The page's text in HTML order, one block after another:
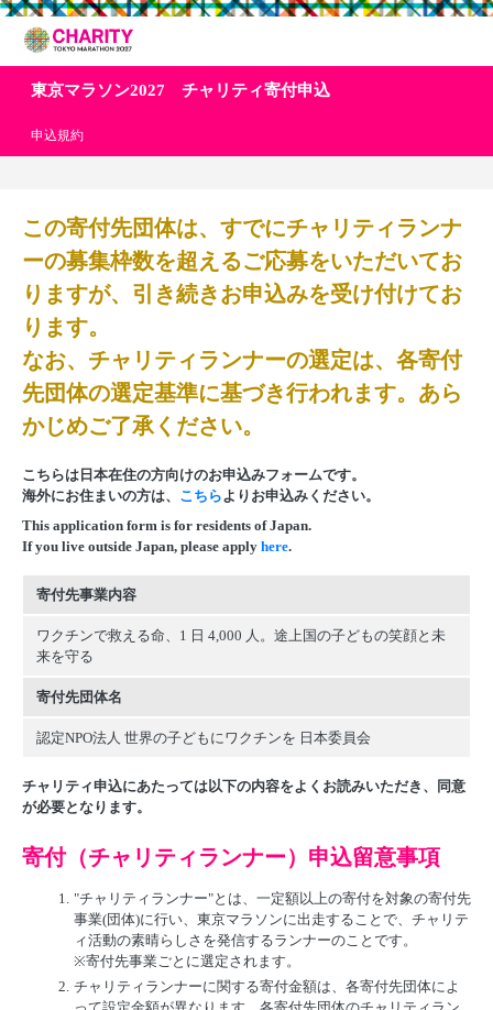
東京マラソン2027 チャリティ寄付申込
申込規約
この寄付先団体は、すでにチャリティランナ
ーの募集枠数を超えるご応募をいただいてお
りますが、引き続きお申込みを受け付けてお
ります。
なお、チャリティランナーの選定は、各寄付
先団体の選定基準に基づき行われます。あら
かじめご了承ください。
こちらは日本在住の方向けのお申込みフォームです。
海外にお住まいの方は、 こちらよりお申込みください。
This application form is for residents of Japan.
If you live outside Japan, please apply here.
寄付先事業内容
ワクチンで救える命、1 日 4,000 人。途上国の子どもの笑顔と未
来を守る
寄付先団体名
認定NPO法人 世界の子どもにワクチンを 日本委員会
チャリティ申込にあたっては以下の内容をよくお読みいただき、同意
が必要となります。
寄付（チャリティランナー）申込留意事項
1. "チャリティランナー"とは、一定額以上の寄付を対象の寄付先
事業(団体)に行い、東京マラソンに出走することで、チャリテ
ィ活動の素晴らしさを発信するランナーのことです。
※寄付先事業ごとに選定されます。
2. チャリティランナーに関する寄付金額は、各寄付先団体によ